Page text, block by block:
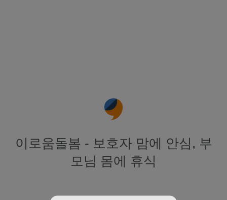
이로움돌봄 - 보호자 맘에 안심, 부
모님 몸에 휴식